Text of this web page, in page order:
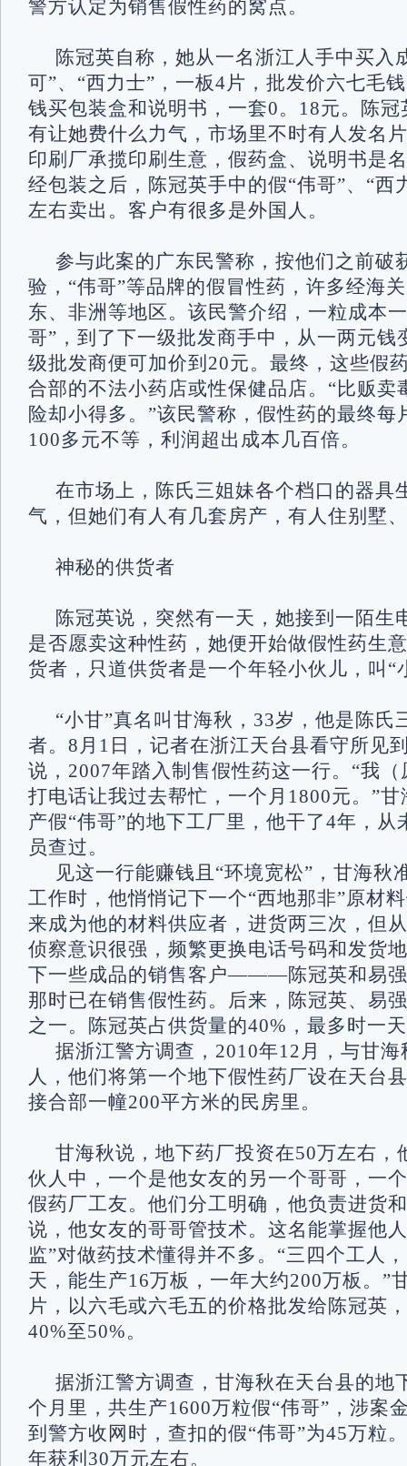
警方认定为销售假性药的窝点。
陈冠英自称，她从一名浙江人手中买入
可”、“西力士”，一板4片，批发价六七毛
钱买包装盒和说明书，一套0。18元。陈
有让她费什么力气，市场里不时有人发名
印刷厂承揽印刷生意，假药盒、说明书是
经包装之后，陈冠英手中的假“伟哥”、“西
左右卖出。客户有很多是外国人。
参与此案的广东民警称，按他们之前破
验，“伟哥”等品牌的假冒性药，许多经海
东、非洲等地区。该民警介绍，一粒成本
哥”，到了下一级批发商手中，从一两元钱
级批发商便可加价到20元。最终，这些假
合部的不法小药店或性保健品店。“比贩卖
险却小得多。”该民警称，假性药的最终每
100多元不等，利润超出成本几百倍。
在市场上，陈氏三姐妹各个档口的器具
气，但她们有人有几套房产，有人住别墅
神秘的供货者
陈冠英说，突然有一天，她接到一陌生
是否愿卖这种性药，她便开始做假性药生
货者，只道供货者是一个年轻小伙儿，叫“
“小甘”真名叫甘海秋，33岁，他是陈氏
者。8月1日，记者在浙江天台县看守所见
说，2007年踏入制售假性药这一行。“我
打电话让我过去帮忙，一个月1800元。”
产假“伟哥”的地下工厂里，他干了4年，从
员查过。
见这一行能赚钱且“环境宽松”，甘海秋
工作时，他悄悄记下一个“西地那非”原材
来成为他的材料供应者，进货两三次，但
侦察意识很强，频繁更换电话号码和发货
下一些成品的销售客户———陈冠英和易
那时已在销售假性药。后来，陈冠英、易
之一。陈冠英占供货量的40%，最多时一
据浙江警方调查，2010年12月，与甘
人，他们将第一个地下假性药厂设在天台
接合部一幢200平方米的民房里。
甘海秋说，地下药厂投资在50万左右，
伙人中，一个是他女友的另一个哥哥，一
假药厂工友。他们分工明确，他负责进货
说，他女友的哥哥管技术。这名能掌握他
监”对做药技术懂得并不多。“三四个工人
天，能生产16万板，一年大约200万板。”
片，以六毛或六毛五的价格批发给陈冠英
40%至50%。
据浙江警方调查，甘海秋在天台县的地
个月里，共生产1600万粒假“伟哥”，涉案
到警方收网时，查扣的假“伟哥”为45万粒
年获利30万元左右。